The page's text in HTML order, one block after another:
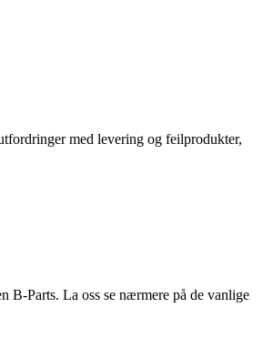
med levering og feilprodukter,
B-Parts. La oss se nærmere på de vanlige